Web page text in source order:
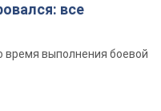
все
время выполнения боевой